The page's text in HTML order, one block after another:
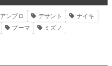
アンブロ デサント
ナイキ
プーマ
ミズノ